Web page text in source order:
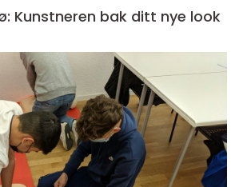
Kunstneren bak ditt nye look